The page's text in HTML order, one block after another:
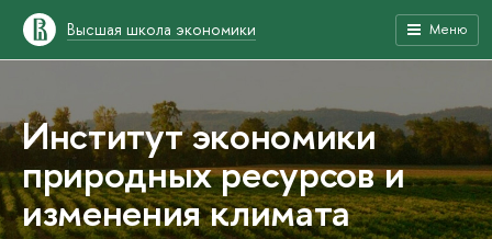
Высшая школа экономики Меню
Институт экономики
природных ресурсов и
изменения климата